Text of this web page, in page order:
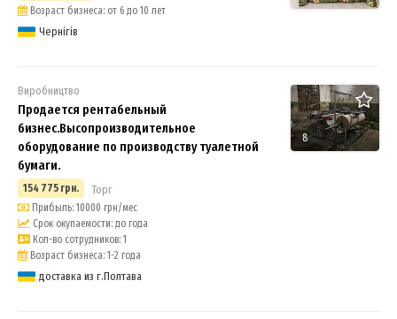
Возраст бизнеса: от 6 до 10 лет
Чернігів
8
Виробництво
Продается рентабельный
бизнес.Высопроизводительное
оборудование по производству туалетной
бумаги.
154 775 грн. Торг
Прибыль: 10000 грн/мес
Срок окупаемости: до года
Кол-во сотрудников: 1
Возраст бизнеса: 1-2 года
доставка из г.Полтава